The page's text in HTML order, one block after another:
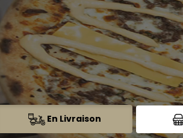
En Livraison